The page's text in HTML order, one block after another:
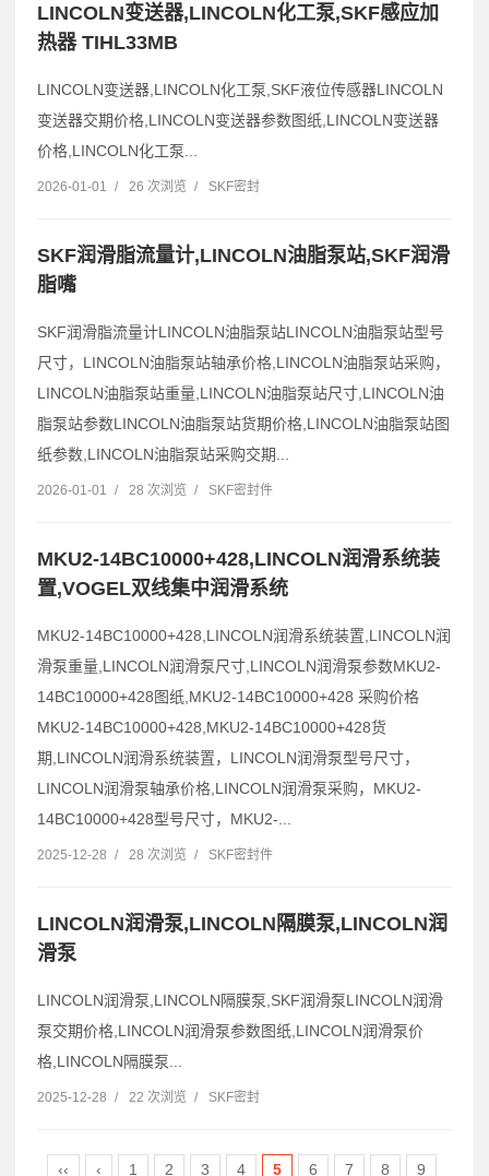
LINCOLN变送器,LINCOLN化工泵,SKF感应加
热器 TIHL33MB
LINCOLN变送器,LINCOLN化工泵,SKF液位传感器LINCOLN
变送器交期价格,LINCOLN变送器参数图纸,LINCOLN变送器
价格,LINCOLN化工泵...
2026-01-01 / 26 次浏览 / SKF密封
SKF润滑脂流量计,LINCOLN油脂泵站,SKF润滑
脂嘴
SKF润滑脂流量计LINCOLN油脂泵站LINCOLN油脂泵站型号
尺寸，LINCOLN油脂泵站轴承价格,LINCOLN油脂泵站采购，
LINCOLN油脂泵站重量,LINCOLN油脂泵站尺寸,LINCOLN油
脂泵站参数LINCOLN油脂泵站货期价格,LINCOLN油脂泵站图
纸参数,LINCOLN油脂泵站采购交期...
2026-01-01 / 28 次浏览 / SKF密封件
MKU2-14BC10000+428,LINCOLN润滑系统装
置,VOGEL双线集中润滑系统
MKU2-14BC10000+428,LINCOLN润滑系统装置,LINCOLN润
滑泵重量,LINCOLN润滑泵尺寸,LINCOLN润滑泵参数MKU2-
14BC10000+428图纸,MKU2-14BC10000+428 采购价格
MKU2-14BC10000+428,MKU2-14BC10000+428货
期,LINCOLN润滑系统装置，LINCOLN润滑泵型号尺寸，
LINCOLN润滑泵轴承价格,LINCOLN润滑泵采购，MKU2-
14BC10000+428型号尺寸，MKU2-...
2025-12-28 / 28 次浏览 / SKF密封件
LINCOLN润滑泵,LINCOLN隔膜泵,LINCOLN润
滑泵
LINCOLN润滑泵,LINCOLN隔膜泵,SKF润滑泵LINCOLN润滑
泵交期价格,LINCOLN润滑泵参数图纸,LINCOLN润滑泵价
格,LINCOLN隔膜泵...
2025-12-28 / 22 次浏览 / SKF密封
‹‹ ‹ 1 2 3 4 5 6 7 8 9